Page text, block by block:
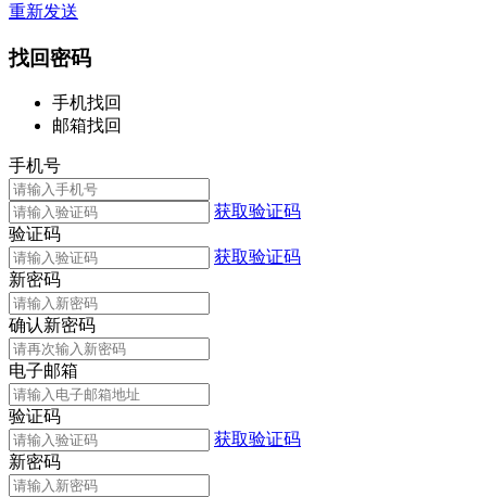
重新发送
找回密码
手机找回
邮箱找回
手机号
获取验证码
验证码
获取验证码
新密码
确认新密码
电子邮箱
验证码
获取验证码
新密码